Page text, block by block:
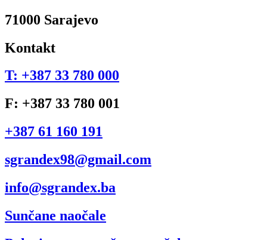
71000 Sarajevo
Kontakt
T: +387 33 780 000
F: +387 33 780 001
+387 61 160 191
sgrandex98@gmail.com
info@sgrandex.ba
Sunčane naočale